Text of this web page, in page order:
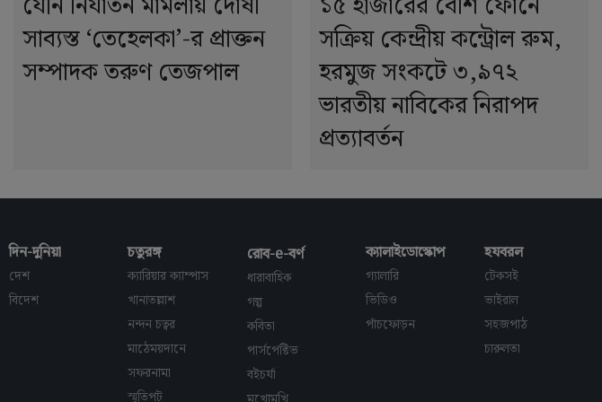
সাব্যস্ত ‘তেহেলকা’-র প্রাক্তন
সম্পাদক তরুণ তেজপাল
সক্রিয় কেন্দ্রীয় কন্ট্রোল রুম,
হরমুজ সংকটে ৩,৯৭২
ভারতীয় নাবিকের নিরাপদ
প্রত্যাবর্তন
দিন-দুনিয়া
দেশ
বিদেশ
চতুরঙ্গ
ক্যারিয়ার ক্যাম্পাস
খানাতল্লাশ
নন্দন চত্বর
মাঠেময়দানে
সফরনামা
স্মৃতিপট
রোব-e-বর্ণ
ধারাবাহিক
গল্প
কবিতা
পার্সপেক্টিভ
বইচর্যা
ক্যালাইডোস্কোপ
গ্যালারি
ভিডিও
পাঁচফোড়ন
হযবরল
টেকসই
ভাইরাল
সহজপাঠ
চারুলতা